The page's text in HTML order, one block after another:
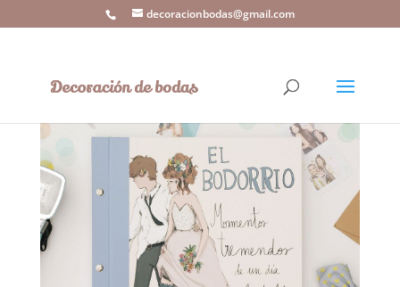
decoracionbodas@gmail.com